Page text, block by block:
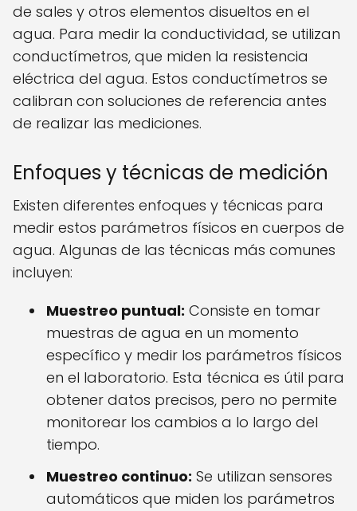
de sales y otros elementos disueltos en el
agua. Para medir la conductividad, se utilizan
conductímetros, que miden la resistencia
eléctrica del agua. Estos conductímetros se
calibran con soluciones de referencia antes
de realizar las mediciones.
Enfoques y técnicas de medición
Existen diferentes enfoques y técnicas para
medir estos parámetros físicos en cuerpos de
agua. Algunas de las técnicas más comunes
incluyen:
Muestreo puntual: Consiste en tomar
muestras de agua en un momento
específico y medir los parámetros físicos
en el laboratorio. Esta técnica es útil para
obtener datos precisos, pero no permite
monitorear los cambios a lo largo del
tiempo.
Muestreo continuo: Se utilizan sensores
automáticos que miden los parámetros